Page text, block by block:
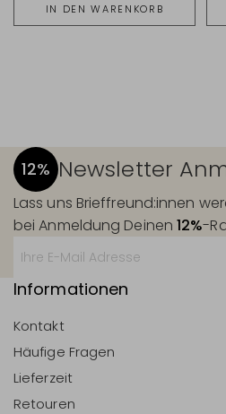
IN DEN WARENKORB
12% Newsletter
Lass uns Brieffreund:innen
bei Anmeldung Deinen12%-
Informationen
Kontakt
Häufige Fragen
Lieferzeit
Retouren